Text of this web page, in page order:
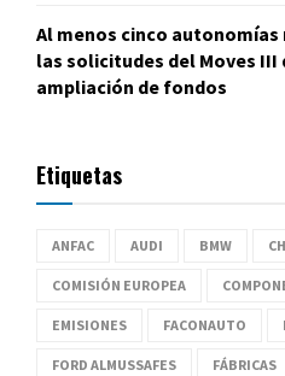
Al menos cinco
las solicitudes del Moves III
ampliación de fondos
Etiquetas
ANFAC AUDI BMW
COMISIÓN EUROPEA
EMISIONES FACONAUTO
FORD ALMUSSAFES FÁBRICAS